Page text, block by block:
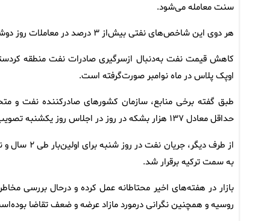
سنت معامله می‌شود.
هر دوی این شاخص‌های نفتی بیش‌از ۳ درصد در معاملات روز دوشنبه پایین آمده و بیشترین کاهش قیمت روزانه را از اول اوت ثبت کردند.
کاهش قیمت نفت به‌دنبال ازسرگیری صادرات نفت منطقه
اوپک پلاس در ماه نوامبر صورت‌گرفته است.
طبق گفته برخی منابع، سازمان کشورهای صادرکننده نفت و
حداقل معادل ۱۳۷ هزار بشکه در روز در اجلاس روز یکشنبه تصویب می‌کنند.
از طرف
به سمت ترکیه برقرار شد.
بازار در هفته‌های اخیر محتاطانه عمل کرده و درحال بررسی
روسیه و همچنین نگرانی درمورد مازاد عرضه و ضعف تقاضا